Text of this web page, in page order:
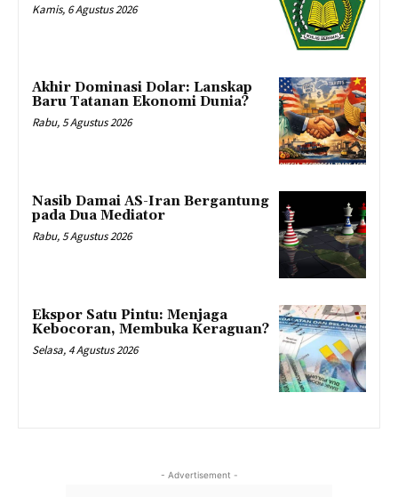
Kamis, 6 Agustus 2026
Akhir Dominasi Dolar: Lanskap
Baru Tatanan Ekonomi Dunia?
Rabu, 5 Agustus 2026
Nasib Damai AS-Iran Bergantung
pada Dua Mediator
Rabu, 5 Agustus 2026
Ekspor Satu Pintu: Menjaga
Kebocoran, Membuka Keraguan?
Selasa, 4 Agustus 2026
- Advertisement -